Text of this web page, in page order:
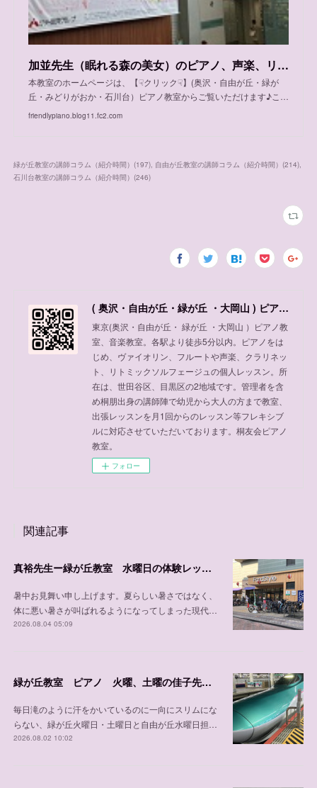
加並先生（眠れる森の美女）のピアノ、声楽、リトミック、自由が丘、緑が丘、石川台教室 体験レッスンご案内日程
本教室のホームページは、【☟クリック☟】(奥沢・自由が丘・緑が
丘・みどりがおか・石川台）ピアノ教室からご覧いただけます♪こ…
friendlypiano.blog11.fc2.com
緑が丘教室の講師コラム（紹介時間） (197) 自由が丘教室の講師コラム（紹介時間） (214)
石川台教室の講師コラム（紹介時間） (246)
( 奥沢・自由が丘・緑が丘 ・大岡山 ) ピアノ教室、音楽教室
東京(奥沢・自由が丘・ 緑が丘 ・大岡山 ）ピアノ教
室、音楽教室。各駅より徒歩5分以内。ピアノをは
じめ、ヴァイオリン、フルートや声楽、クラリネッ
ト、リトミックソルフェージュの個人レッスン。所
在は、世田谷区、目黒区の2地域です。管理者を含
め桐朋出身の講師陣で幼児から大人の方まで教室、
出張レッスンを月1回からのレッスン等フレキシブ
ルに対応させていただいております。桐友会ピアノ
教室。
フォロー
関連記事
真裕先生ー緑が丘教室 水曜日の体験レッスン可能日程
暑中お見舞い申し上げます。夏らしい暑さではなく、
体に悪い暑さが叫ばれるようになってしまった現代…
2026.08.04 05:09
緑が丘教室 ピアノ 火曜、土曜の佳子先生の紹介
毎日滝のように汗をかいているのに一向にスリムにな
らない、緑が丘火曜日・土曜日と自由が丘水曜日担…
2026.08.02 10:02